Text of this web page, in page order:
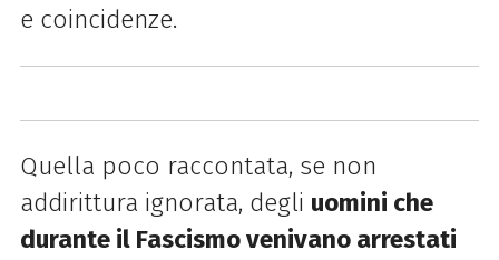
e coincidenze.
Quella poco raccontata, se non
addirittura ignorata, degli uomini che
durante il Fascismo venivano arrestati